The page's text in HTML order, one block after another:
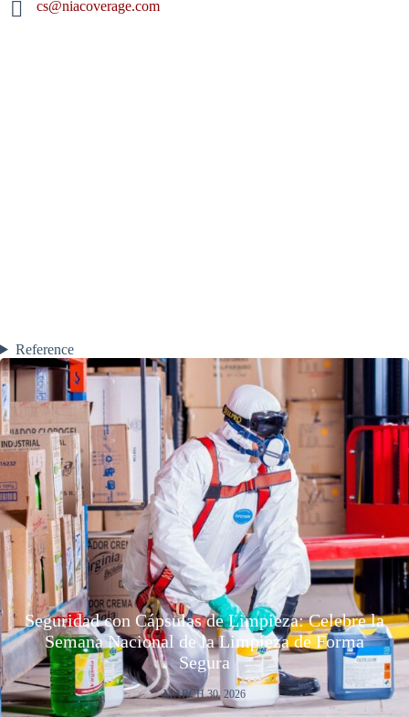
cs@niacoverage.com
Reference
Seguridad con Cápsulas de Limpieza: Celebre la
Semana Nacional de la Limpieza de Forma
Segura
MARCH 30, 2026